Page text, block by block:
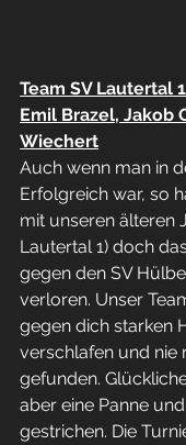
Team SV Lautertal
Emil Brazel, Jakob
Wiechert
Auch wenn man in
Erfolgreich war, so
mit unseren älteren
Lautertal 1) doch
gegen den SV
verloren. Unser
gegen dich starken
verschlafen und nie
gefunden.
aber eine Panne
gestrichen. Die